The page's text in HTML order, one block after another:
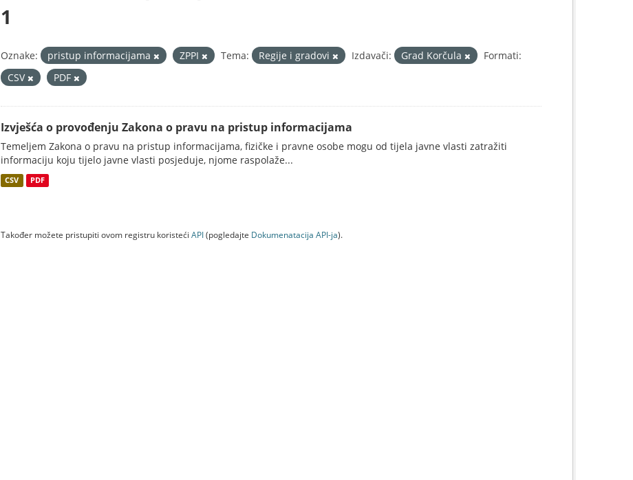
1
Oznake: pristup informacijama ZPPI Tema: Regije i gradovi Izdavači: Grad Korčula
Formati:
CSV
PDF
Izvješća o provođenju Zakona o pravu na pristup informacijama
Temeljem Zakona o pravu na pristup informacijama, fizičke i pravne osobe mogu od tijela javne vlasti zatražiti
informaciju koju tijelo javne vlasti posjeduje, njome raspolaže...
CSV PDF
Također možete pristupiti ovom registru koristeći API(pogledajte Dokumenаtаcijа API-jа).